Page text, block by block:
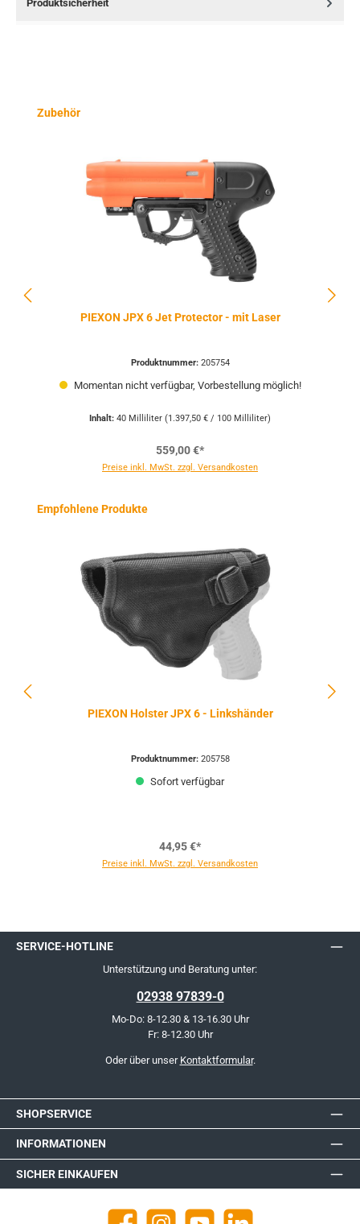
Produktsicherheit
Produktgalerie überspringen
Zubehör
PIEXON JPX 6 Jet Protector - mit Laser
Produktnummer: 205754
Momentan nicht verfügbar, Vorbestellung möglich!
Inhalt: 40 Milliliter (1.397,50 € / 100 Milliliter)
559,00 €*
Preise inkl. MwSt. zzgl. Versandkosten
Produktgalerie überspringen
Empfohlene Produkte
PIEXON Holster JPX 6 - Linkshänder
Produktnummer: 205758
Sofort verfügbar
44,95 €*
Preise inkl. MwSt. zzgl. Versandkosten
SERVICE-HOTLINE
Unterstützung und Beratung unter:
02938 97839-0
Mo-Do: 8-12.30 & 13-16.30 Uhr
Fr: 8-12.30 Uhr
Oder über unser Kontaktformular.
SHOPSERVICE
INFORMATIONEN
SICHER EINKAUFEN